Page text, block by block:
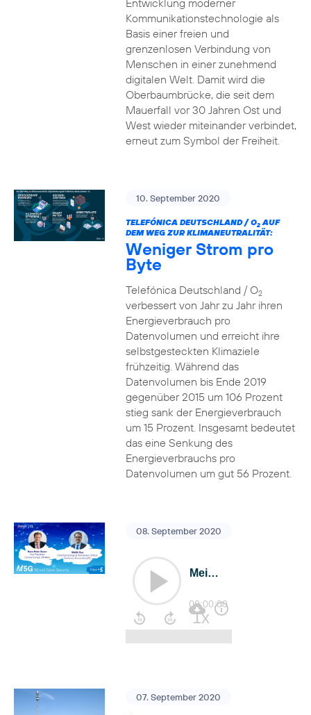
Entwicklung moderner
Kommunikationstechnologie als
Basis einer freien und
grenzenlosen Verbindung von
Menschen in einer zunehmend
digitalen Welt. Damit wird die
Oberbaumbrücke, die seit dem
Mauerfall vor 30 Jahren Ost und
West wieder miteinander verbindet,
erneut zum Symbol der Freiheit.
10. September 2020
TELEFÓNICA DEUTSCHLAND / O2AUF
DEM WEG ZUR KLIMANEUTRALITÄT:
Weniger Strom pro
Byte
Telefónica Deutschland / O2
verbessert von Jahr zu Jahr ihren
Energieverbrauch pro
Datenvolumen und erreicht ihre
selbstgesteckten Klimaziele
frühzeitig. Während das
Datenvolumen bis Ende 2019
gegenüber 2015 um 106 Prozent
stieg sank der Energieverbrauch
um 15 Prozent. Insgesamt bedeutet
das eine Senkung des
Energieverbrauchs pro
Datenvolumen um gut 56 Prozent.
08. September 2020
07. September 2020